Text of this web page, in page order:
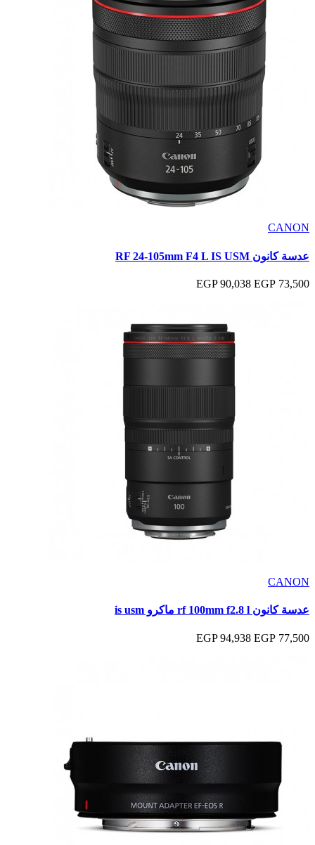
CANON
عدسة كانون RF ‎24-105mm F4 L IS USM
73,500 EGP
90,038 EGP
CANON
عدسة كانون rf 100mm f2.8 l ماكرو is usm
77,500 EGP
94,938 EGP